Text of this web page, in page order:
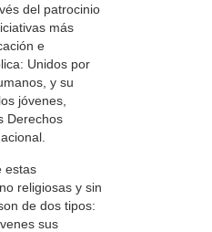
del patrocinio
más
e
Unidos por
y su
jóvenes,
Derechos
estas
religiosas y sin
de dos tipos:
sus